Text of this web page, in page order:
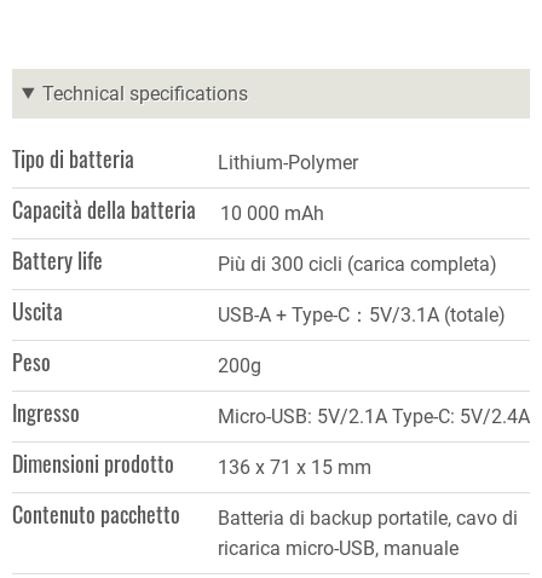
Technical specifications
Tipo di batteria Lithium-Polymer
Capacità della batteria 10 000 mAh
Battery life Più di 300 cicli (carica completa)
Uscita USB-A + Type-C：5V/3.1A (totale)
Peso 200g
Ingresso Micro-USB: 5V/2.1A Type-C: 5V/2.4A
Dimensioni prodotto 136 x 71 x 15 mm
Contenuto pacchetto
Batteria di backup portatile, cavo di
ricarica micro-USB, manuale